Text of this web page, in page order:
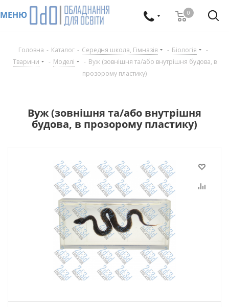
МЕНЮ 0
Головна - Каталог - Середня школа, Гімназія - Біологія
-
Тварини
- Моделі - Вуж (зовнішня та/або внутрішня будова, в
прозорому пластику)
Вуж (зовнішня та/або внутрішня
будова, в прозорому пластику)